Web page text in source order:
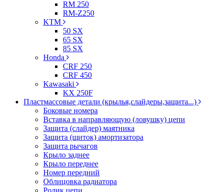
RM 250
RM-Z250
KTM
50 SX
65 SX
85 SX
Honda
CRF 250
CRF 450
Kawasaki
KX 250F
Пластмассовые детали (крылья,слайдеры,защита...)
Боковые номера
Вставка в направляющую (ловушку) цепи
Защита (слайдер) маятника
Защита (щиток) амортизатора
Защита рычагов
Крыло заднее
Крыло переднее
Номер передний
Облицовка радиатора
Ролик цепи